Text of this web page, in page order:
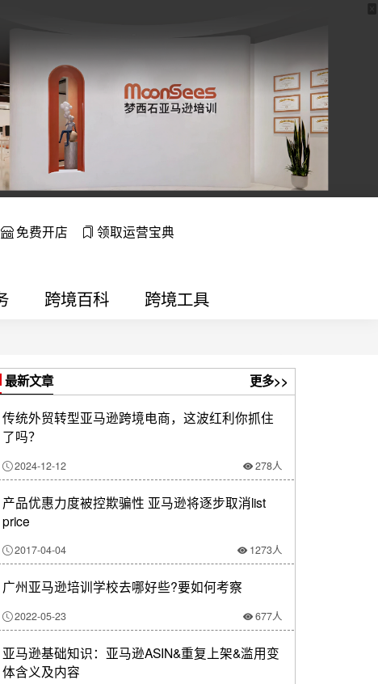
免费开店 领取运营宝典
跨境百科 跨境工具
最新文章 更多>>
传统外贸转型亚马逊跨境电商，这波红利你抓住
了吗？
2024-12-12 278人
产品优惠力度被控欺骗性 亚马逊将逐步取消list
price
2017-04-04 1273人
广州亚马逊培训学校去哪好些?要如何考察
2022-05-23 677人
亚马逊基础知识：亚马逊ASIN&重复上架&滥用变
体含义及内容